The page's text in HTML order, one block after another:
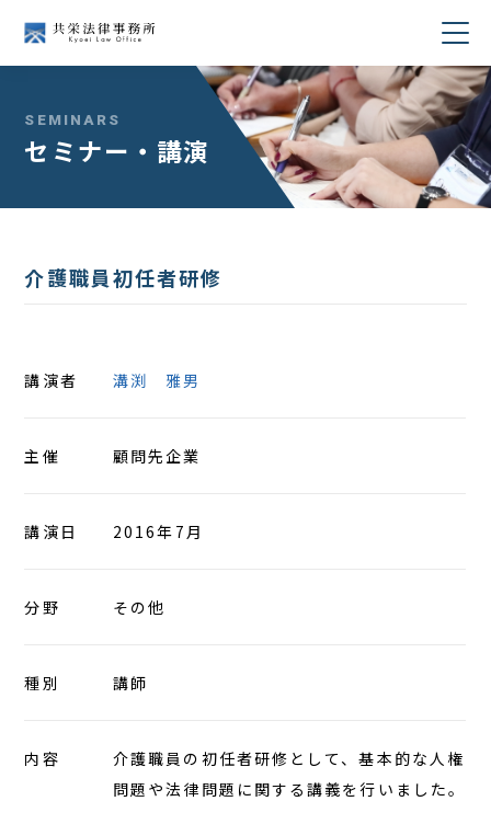
業務分野
セミナー・講演
採用情報
アクセス
SEMINARS
セミナー・講演
介護職員初任者研修
講演者 溝渕 雅男
主催 顧問先企業
講演日 2016年7月
分野 その他
種別 講師
内容
介護職員の初任者研修として、基本的な人権
問題や法律問題に関する講義を行いました。